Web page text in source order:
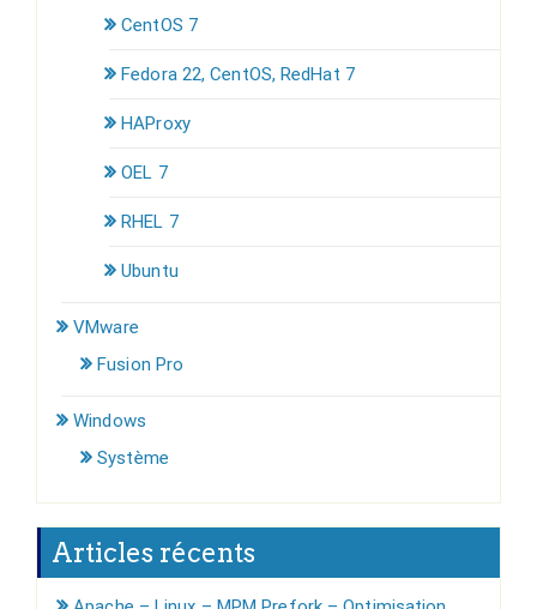
CentOS 7
Fedora 22, CentOS, RedHat 7
HAProxy
OEL 7
RHEL 7
Ubuntu
VMware
Fusion Pro
Windows
Système
Articles récents